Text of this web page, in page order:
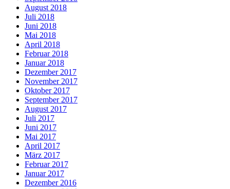
August 2018
Juli 2018
Juni 2018
Mai 2018
April 2018
Februar 2018
Januar 2018
Dezember 2017
November 2017
Oktober 2017
September 2017
August 2017
Juli 2017
Juni 2017
Mai 2017
April 2017
März 2017
Februar 2017
Januar 2017
Dezember 2016